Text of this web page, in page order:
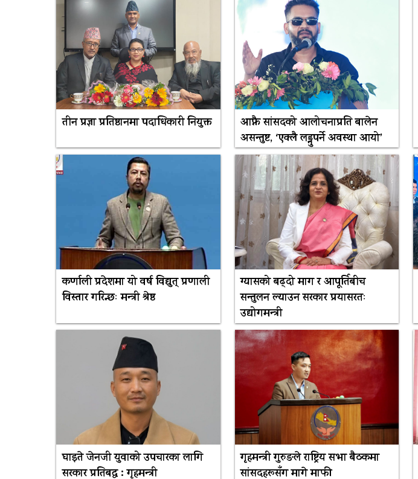
तीन प्रज्ञा प्रतिष्ठानमा पदाधिकारी नियुक्त
आफ्नै सांसदको आलोचनाप्रति बालेन
असन्तुष्ट, ‘एक्लै लड्नुपर्ने अवस्था आयो’
कर्णाली प्रदेशमा यो वर्ष विद्युत् प्रणाली
विस्तार गरिन्छः मन्त्री श्रेष्ठ
ग्यासको बढ्दो माग र आपूर्तिबीच
सन्तुलन ल्याउन सरकार प्रयासरतः
उद्योगमन्त्री
घाइते जेनजी युवाको उपचारका लागि
सरकार प्रतिबद्ध : गृहमन्त्री
गृहमन्त्री गुरुङले राष्ट्रिय सभा बैठकमा
सांसदहरूसँग मागे माफी